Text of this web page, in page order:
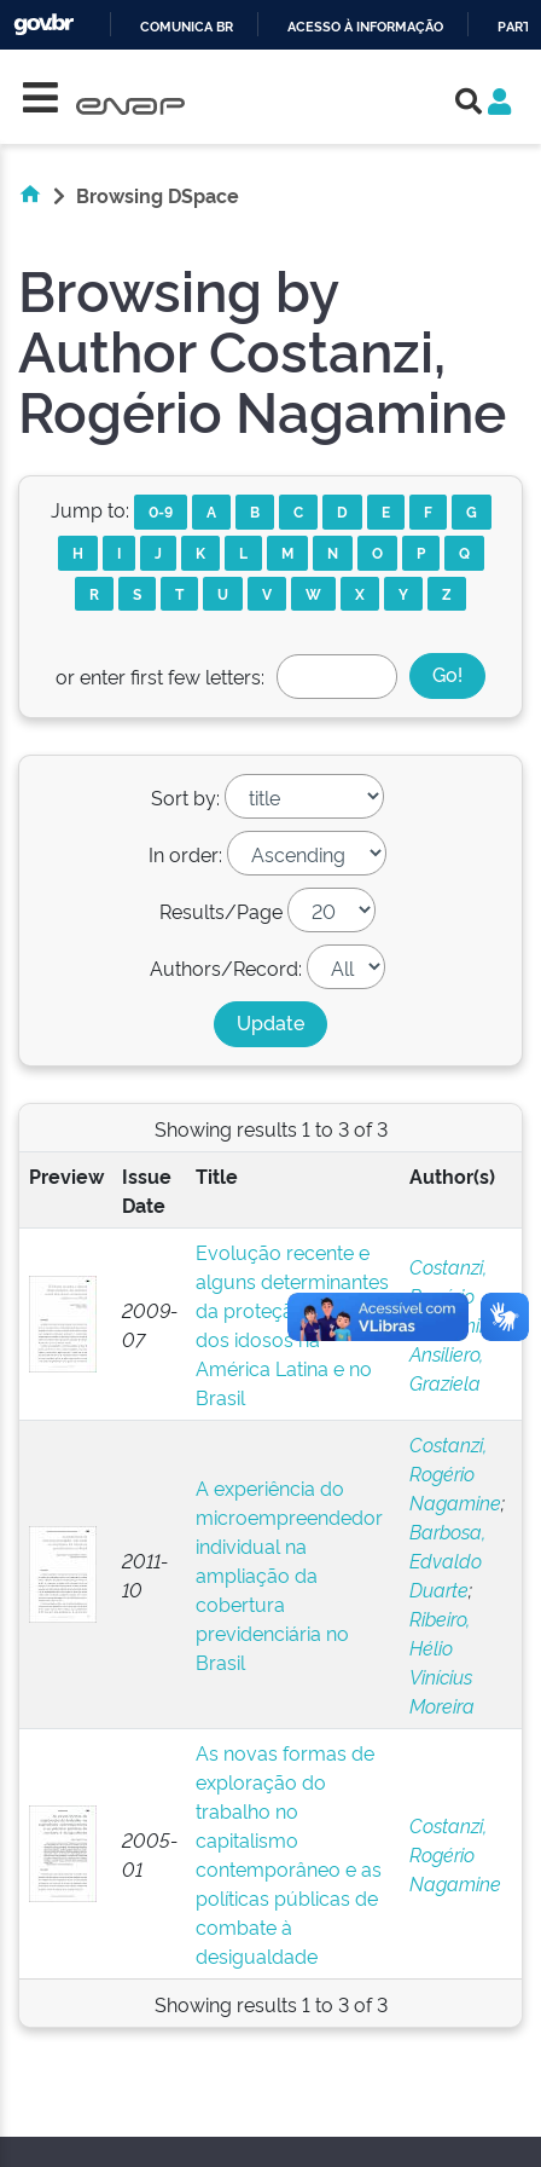
COMUNICA BR ACESSO À INFORMAÇÃO
Browsing DSpace
Browsing by
Author Costanzi,
Rogério Nagamine
Jump to: 0-9 A B C D E F
G
H
I J K L M N O P
Q
R
S T U V W X Y Z
or enter first few letters:
Sort by:
In order:
Results/Page
Authors/Record:
Showing results 1 to 3 of 3
Preview
Issue
Date
Title Author(s)
2009-
07
Evolução recente e
alguns determinantes
da proteção social
dos idosos na
América Latina e no
Brasil
Costanzi,
Rogério
Nagamine;
Ansiliero,
Graziela
2011-
10
A experiência do
microempreendedor
individual na
ampliação da
cobertura
previdenciária no
Brasil
Costanzi,
Rogério
Nagamine;
Barbosa,
Edvaldo
Duarte;
Ribeiro,
Hélio
Vinícius
Moreira
2005-
01
As novas formas de
exploração do
trabalho no
capitalismo
contemporâneo e as
políticas públicas de
combate à
desigualdade
Costanzi,
Rogério
Nagamine
Showing results 1 to 3 of 3